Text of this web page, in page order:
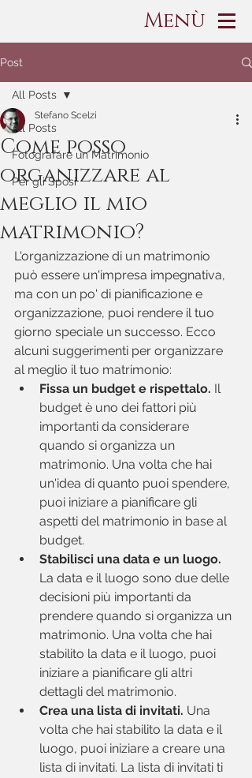
Menù
Post
All Posts
Fotografare un Matrimonio
Per gli Sposi
All Posts
Come posso
organizzare al
meglio il mio
matrimonio?
Stefano Scelzi
L'organizzazione di un matrimonio
può essere un'impresa impegnativa,
ma con un po' di pianificazione e
organizzazione, puoi rendere il tuo
giorno speciale un successo. Ecco
alcuni suggerimenti per organizzare
al meglio il tuo matrimonio:
Fissa un budget e rispettalo. Il
budget è uno dei fattori più
importanti da considerare
quando si organizza un
matrimonio. Una volta che hai
un'idea di quanto puoi spendere,
puoi iniziare a pianificare gli
aspetti del matrimonio in base al
budget.
Stabilisci una data e un luogo.
La data e il luogo sono due delle
decisioni più importanti da
prendere quando si organizza un
matrimonio. Una volta che hai
stabilito la data e il luogo, puoi
iniziare a pianificare gli altri
dettagli del matrimonio.
Crea una lista di invitati. Una
volta che hai stabilito la data e il
luogo, puoi iniziare a creare una
lista di invitati. La lista di invitati ti